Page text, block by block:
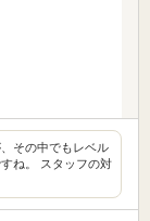
その中でもレベル
ね。 スタッフの対